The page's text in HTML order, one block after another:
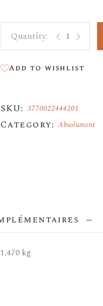
Add to wishlist
SKU: 3770022444201
Category: Absolument
1,470 kg